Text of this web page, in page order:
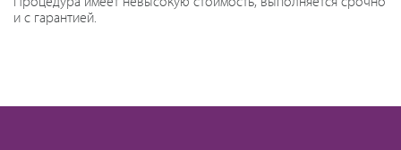
и с гарантией.